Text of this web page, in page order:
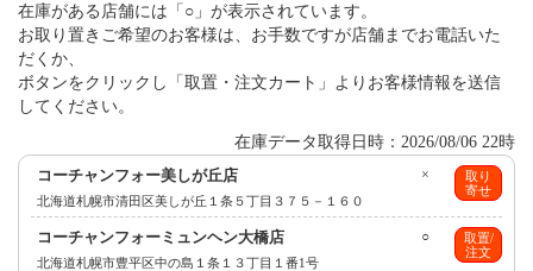
在庫がある店舗には「○」が表示されています。
お取り置きご希望のお客様は、お手数ですが店舗までお電話いた
だくか、
ボタンをクリックし「取置・注文カート」よりお客様情報を送信
してください。
在庫データ取得日時：2026/08/06 22時
取り
寄せ
×
コーチャンフォー美しが丘店
北海道札幌市清田区美しが丘１条５丁目３７５－１６０
取置/
注文
○
コーチャンフォーミュンヘン大橋店
北海道札幌市豊平区中の島１条１３丁目１番1号